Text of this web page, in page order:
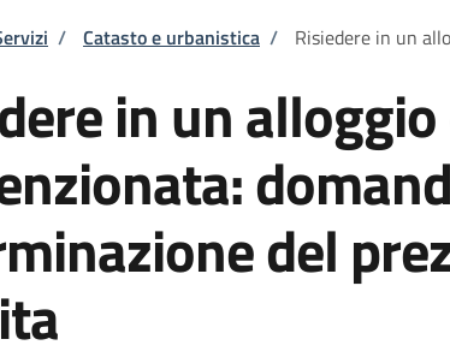
di pane
/ Catasto e urbanistica / Risiedere in un
in un
del